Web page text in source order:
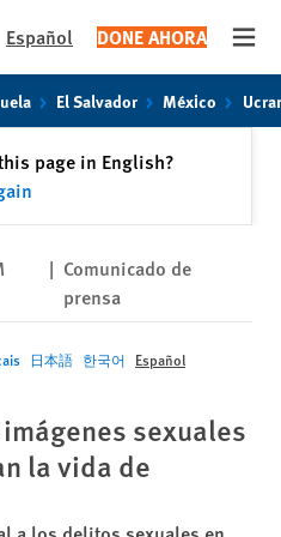
Español DONE AHORA
El Salvador México
page in English?
| Comunicado de
prensa
日本語 한국어 Español
sexuales
la vida de